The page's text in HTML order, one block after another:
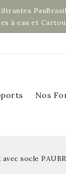
à eau et
Nos
socle